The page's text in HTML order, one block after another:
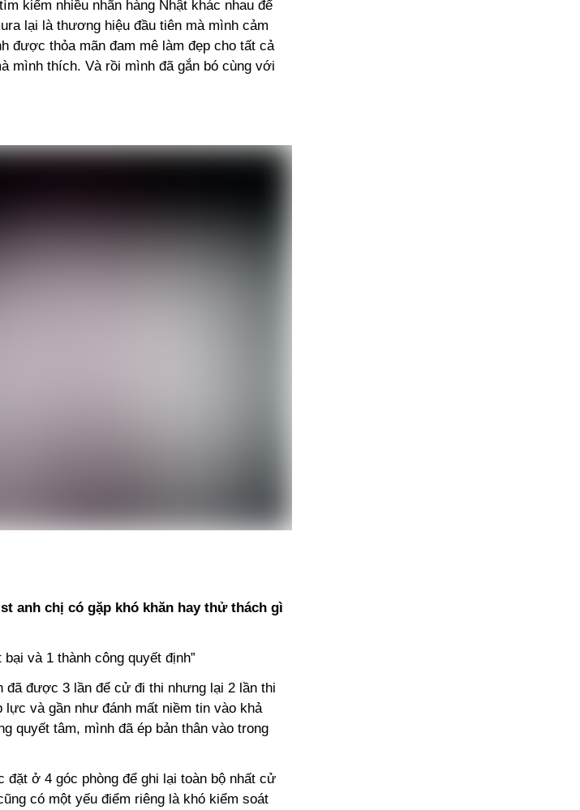
kiếm nhiều nhãn hàng Nhật khác nhau để
lại là thương hiệu đầu tiên mà mình cảm
được thỏa mãn đam mê làm đẹp cho tất cả
mình thích. Và rồi mình đã gắn bó cùng với
anh chị có gặp khó khăn hay thử thách gì
và 1 thành công quyết định”
đã được 3 lần để cử đi thi nhưng lại 2 lần thi
lực và gần như đánh mất niềm tin vào khả
quyết tâm, mình đã ép bản thân vào trong
ở 4 góc phòng để ghi lại toàn bộ nhất cử
có một yếu điểm riêng là khó kiểm soát